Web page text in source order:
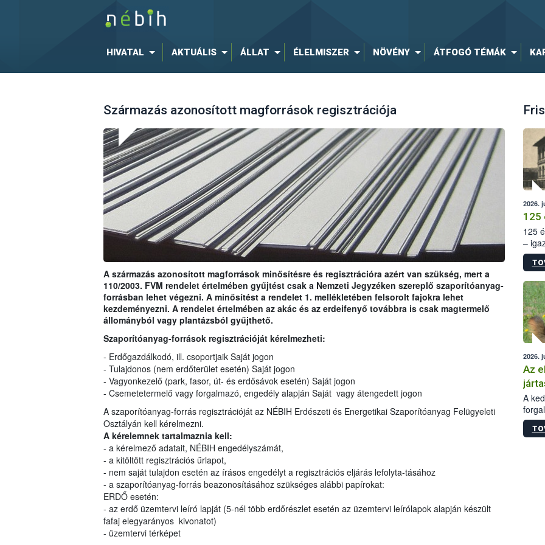
HIVATAL AKTUÁLIS ÁLLAT ÉLELMISZER NÖVÉNY ÁTFOGÓ TÉMÁK
Származás azonosított magforrások regisztrációja
A származás azonosított magforrások minősítésre és regisztrációra azért van szükség, mert a
110/2003. FVM rendelet értelmében gyűjtést csak a Nemzeti Jegyzéken szereplő szaporítóanyag-
forrásban lehet végezni. A minősítést a rendelet 1. mellékletében felsorolt fajokra lehet
kezdeményezni. A rendelet értelmében az akác és az erdeifenyő továbbra is csak magtermelő
állományból vagy plantázsból gyűjthető.
Szaporítóanyag-források regisztrációját kérelmezheti:
- Erdőgazdálkodó, ill. csoportjaik Saját jogon
- Tulajdonos (nem erdőterület esetén) Saját jogon
- Vagyonkezelő (park, fasor, út- és erdősávok esetén) Saját jogon
- Csemetetermelő vagy forgalmazó, engedély alapján Saját vagy átengedett jogon
A szaporítóanyag-forrás regisztrációját az NÉBIH Erdészeti és Energetikai Szaporítóanyag Felügyeleti
Osztályán kell kérelmezni.
A kérelemnek tartalmaznia kell:
- a kérelmező adatait, NÉBIH engedélyszámát,
- a kitöltött regisztrációs űrlapot,
- nem saját tulajdon esetén az írásos engedélyt a regisztrációs eljárás lefolyta-tásához
- a szaporítóanyag-forrás beazonosításához szükséges alábbi papírokat:
ERDŐ esetén:
- az erdő üzemtervi leíró lapját (5-nél több erdőrészlet esetén az üzemtervi leírólapok alapján készült
fafaj elegyarányos kivonatot)
- üzemtervi térképet
2026.
125
125
–
15.
2026.
Az
A